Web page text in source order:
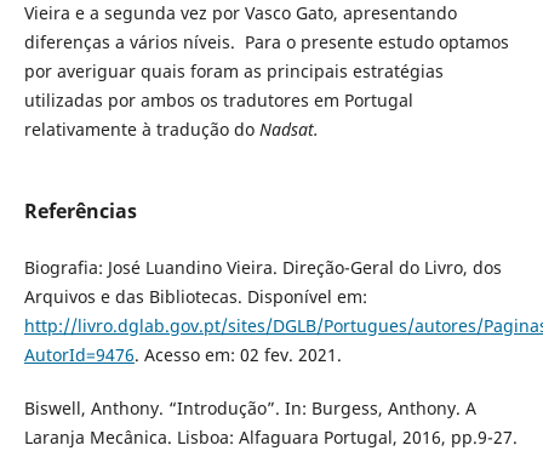
Vieira e a segunda vez por Vasco Gato, apresentando
diferenças a vários níveis. Para o presente estudo optamos
por averiguar quais foram as principais estratégias
utilizadas por ambos os tradutores em Portugal
relativamente à tradução do Nadsat.
Referências
Biografia: José Luandino Vieira. Direção-Geral do Livro, dos
Arquivos e das Bibliotecas. Disponível em:
http://livro.dglab.gov.pt/sites/DGLB/Portugues/autores/
AutorId=9476. Acesso em: 02 fev. 2021.
Biswell, Anthony. “Introdução”. In: Burgess, Anthony. A
Laranja Mecânica. Lisboa: Alfaguara Portugal, 2016, pp.9-27.